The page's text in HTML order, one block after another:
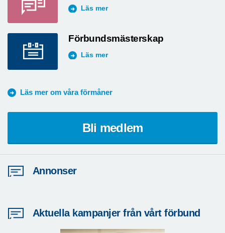
Läs mer
Förbundsmästerskap
Läs mer
Läs mer om våra förmåner
Bli medlem
Annonser
Aktuella kampanjer från vårt förbund